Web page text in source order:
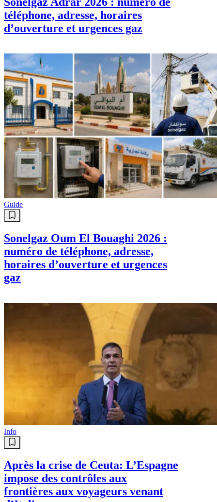
téléphone, adresse, horaires
d’ouverture et urgences gaz
Guide
Sonelgaz Oum El Bouaghi 2026 :
numéro de téléphone, adresse,
horaires d’ouverture et urgences
gaz
Info
Après la crise de Ceuta: L’Espagne
impose des contrôles aux
frontières aux voyageurs venant